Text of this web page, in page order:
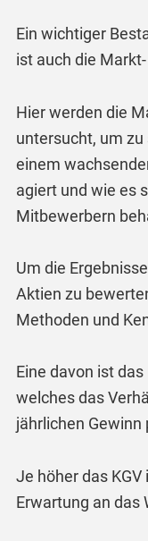
Ein wichtiger
ist auch die
Hier werden die
untersucht, um
einem
agiert und wie es
Mitbewerbern
Um die
Aktien zu
Methoden und
Eine davon ist das
welches das
jährlichen Gewinn
Je höher das
Erwartung an das